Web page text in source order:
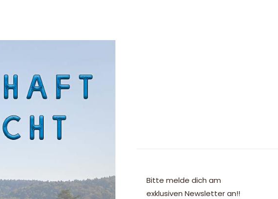
Bitte melde dich am
exklusiven Newsletter an!!